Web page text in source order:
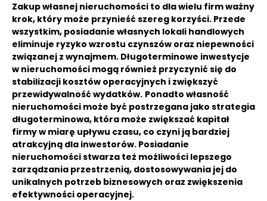
Zakup własnej nieruchomości to dla wielu firm ważny
krok, który może przynieść szereg korzyści. Przede
wszystkim, posiadanie własnych lokali handlowych
eliminuje ryzyko wzrostu czynszów oraz niepewności
związanej z wynajmem. Długoterminowe inwestycje
w nieruchomości mogą również przyczynić się do
stabilizacji kosztów operacyjnych i zwiększyć
przewidywalność wydatków. Ponadto własność
nieruchomości może być postrzegana jako strategia
długoterminowa, która może zwiększać kapitał
firmy w miarę upływu czasu, co czyni ją bardziej
atrakcyjną dla inwestorów. Posiadanie
nieruchomości stwarza też możliwości lepszego
zarządzania przestrzenią, dostosowywania jej do
unikalnych potrzeb biznesowych oraz zwiększenia
efektywności operacyjnej.